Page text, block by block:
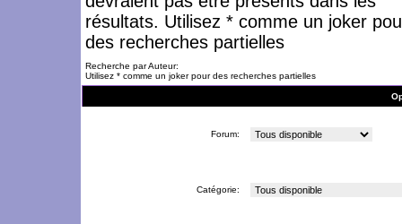
résultats. Utilisez * comme un joker
des recherches partielles
Recherche par Auteur:
Utilisez * comme un joker pour des recherches partielles
Forum:
Catégorie: